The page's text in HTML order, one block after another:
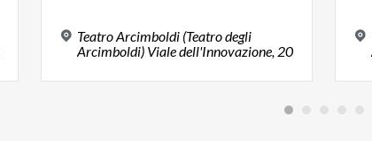
Teatro Arcimboldi (Teatro degli
Arcimboldi) Viale dell'Innovazione, 20